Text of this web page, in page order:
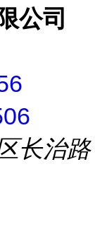
公司
长治路